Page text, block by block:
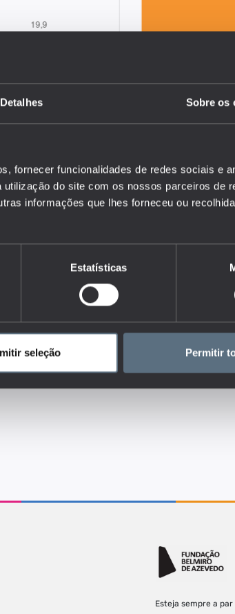
Detalhes Sobre os
fornecer funcionalidades de redes sociais e
do site com os nossos parceiros de
informações que lhes forneceu ou
Estatísticas
seleção Permitir
grupo etário e nível de
estão relacionados com a
Esteja sempre a